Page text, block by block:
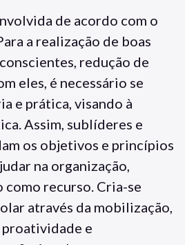
de acordo com o
a realização de boas
redução de
eles, é necessário se
e prática, visando à
Assim, sublíderes e
os objetivos e princípios
na organização,
recurso. Cria-se
através da mobilização,
proatividade e